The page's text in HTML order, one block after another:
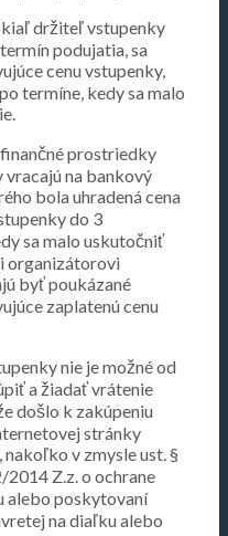
držiteľ vstupenky
podujatia, sa
cenu vstupenky,
termíne, kedy sa malo
prostriedky
vracajú na bankový
bola uhradená cena
do 3
sa malo uskutočniť
organizátorovi
byť poukázané
zaplatenú cenu
nie je možné od
a žiadať vrátenie
došlo k zakúpeniu
stránky
v zmysle ust. §
2014 Z.z. o ochrane
alebo poskytovaní
na diaľku alebo